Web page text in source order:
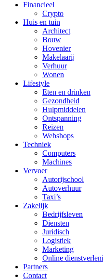
Financieel
Crypto
Huis en tuin
Architect
Bouw
Hovenier
Makelaarij
Verhuur
Wonen
Lifestyle
Eten en drinken
Gezondheid
Hulpmiddelen
Ontspanning
Reizen
Webshops
Techniek
Computers
Machines
Vervoer
Autorijschool
Autoverhuur
Taxi’s
Zakelijk
Bedrijfsleven
Diensten
Juridisch
Logistiek
Marketing
Online
Partners
Contact